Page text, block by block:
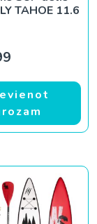
is: €690.00.
TAHOE 11.6